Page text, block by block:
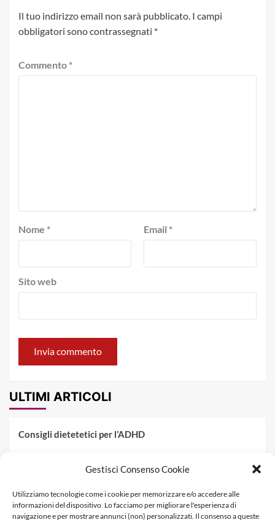
Gestisci Consenso Cookie
Utilizziamo tecnologie come i cookie per memorizzare e/o accedere alle
informazioni del dispositivo. Lo facciamo per migliorare l'esperienza di
navigazione e per mostrare annunci (non) personalizzati. Il consenso a queste
Il tuo indirizzo email non sarà pubblicato. I campi
obbligatori sono contrassegnati *
Commento *
Nome * Email *
Sito web
ULTIMI ARTICOLI
Consigli dietetetici per l’ADHD
Fenilchetonuria